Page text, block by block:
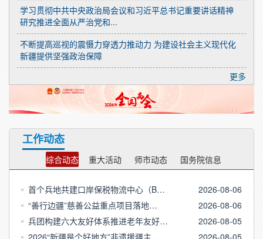
学习贯彻中共中央政治局会议和习近平总书记重要讲话精神
研究推进全面从严治党和...
不断提高巡视的震慑力穿透力推动力 为建设社会主义现代化
新疆提供坚强政治保障
更多
工作动态
综合动态 重大活动 师市动态 国务院信息
2026-08-06
首个兵地共建口岸保税物流中心（B…
2026-08-06
“善行边疆”慈善公益重点项目落地…
2026-08-05
兵团构建六大友好体系推进老年友好…